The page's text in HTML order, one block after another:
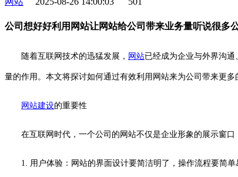
公司想好好利用网站让网站给公司带来业务量听说很多
随着互联网技术的迅猛发展， 网站已经成为企业与外界沟
量的作用。本文将探讨如何通过有效利用网站来为公司带来更多
网站建设的重要性
在互联网时代，一个公司的网站不仅是企业形象的展示窗
1. 用户体验：网站的界面设计要简洁明了，操作流程要简单